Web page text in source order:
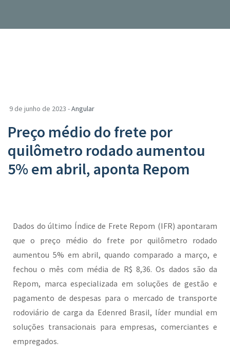
9 de junho de 2023 -Angular
Preço médio do frete por
quilômetro rodado aumentou
5% em abril, aponta Repom
Dados do último Índice de Frete Repom (IFR) apontaram
que o preço médio do frete por quilômetro rodado
aumentou 5% em abril, quando comparado a março, e
fechou o mês com média de R$ 8,36. Os dados são da
Repom, marca especializada em soluções de gestão e
pagamento de despesas para o mercado de transporte
rodoviário de carga da Edenred Brasil, líder mundial em
soluções transacionais para empresas, comerciantes e
empregados.